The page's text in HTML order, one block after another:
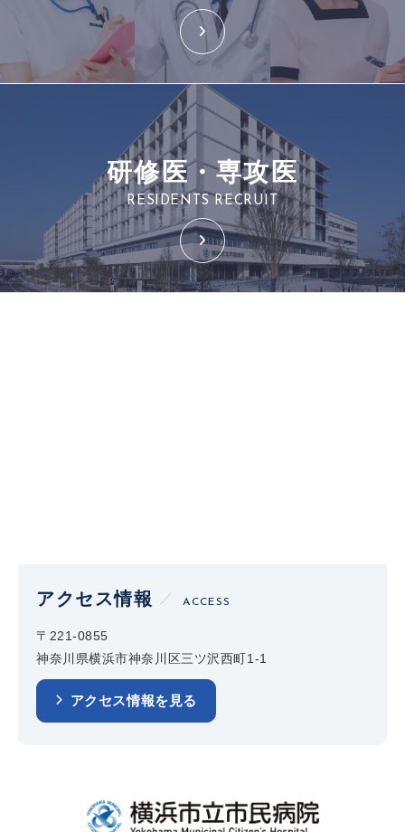
研修医・専攻医
RESIDENTS RECRUIT
アクセス情報 ACCESS
〒221-0855
神奈川県横浜市神奈川区三ツ沢西町1-1
アクセス情報を見る